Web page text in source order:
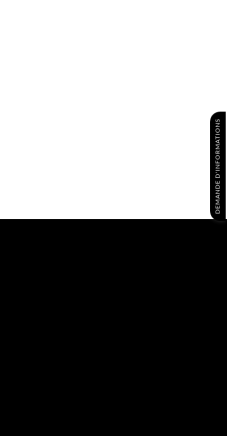
DEMANDE D'INFORMATIONS